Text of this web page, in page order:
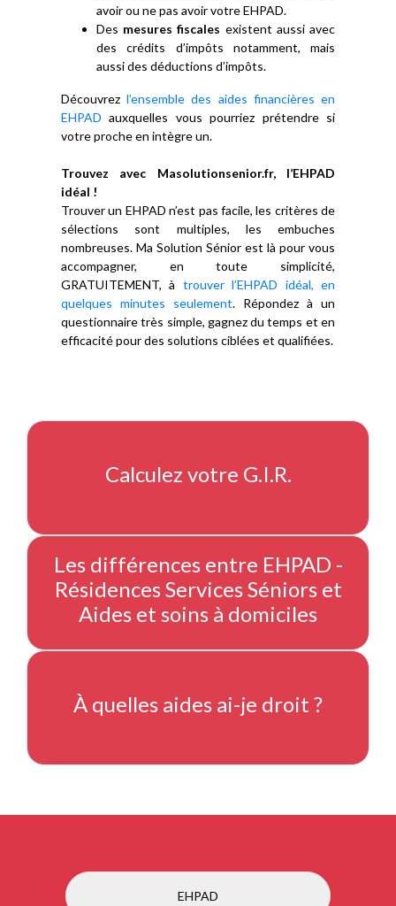
avoir ou ne pas avoir votre EHPAD.
Des mesures fiscales existent aussi avec
des crédits d’impôts notamment, mais
aussi des déductions d’impôts.
Découvrezl’ensemble des aides financières en
EHPADauxquelles vous pourriez prétendre si
votre proche en intègre un.
Trouvez avec Masolutionsenior.fr, l’EHPAD
idéal !
Trouver un EHPAD n’est pas facile, les critères de
sélections sont multiples, les embuches
nombreuses. Ma Solution Sénior est là pour vous
accompagner, en toute simplicité,
GRATUITEMENT, à trouver l’EHPAD idéal, en
quelques minutes seulement. Répondez à un
questionnaire très simple, gagnez du temps et en
efficacité pour des solutions ciblées et qualifiées.
Calculez votre G.I.R.
Les différences entre EHPAD -
Résidences Services Séniors et
Aides et soins à domiciles
À quelles aides ai-je droit ?
EHPAD